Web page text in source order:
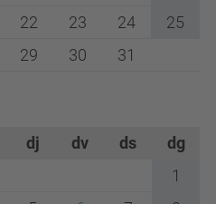
22 23 24
25
29 30 31
dj dv ds
dg
1